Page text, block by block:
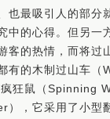
也最吸引人的部
中的心得。但另一
客的热情，而将过
有的木制过山车
狂鼠（Spinning
，它采用了小型